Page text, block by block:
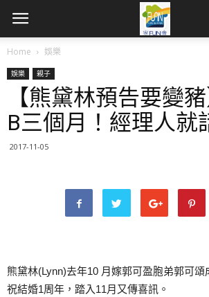
Home 娛樂
娛樂 親子
【熊黛林預告要變
B三個月！經理人就
2017-11-05
熊黛林(Lynn)去年10 月嫁郭可盈胞弟郭可
祝結婚1周年，踏入11月又傳喜訊。